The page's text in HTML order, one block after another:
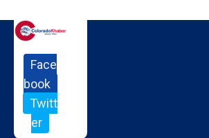
Face
book
Twitt
er